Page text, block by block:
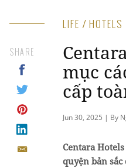
LIFE /
mục
cấp
Jun 30, 2025 | By
SHARE
Centara
quyện bản